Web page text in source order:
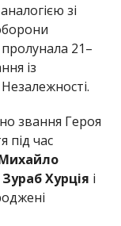
зі
21–
із
звання Героя
під час
Зураб Хурція і